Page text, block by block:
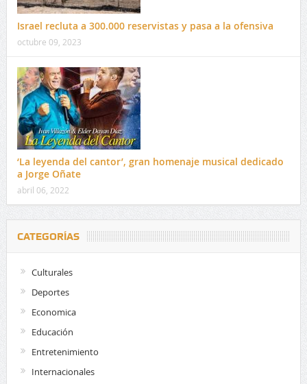
Israel recluta a 300.000 reservistas y pasa a la ofensiva
octubre 09, 2023
‘La leyenda del cantor’, gran homenaje musical dedicado
a Jorge Oñate
abril 06, 2022
CATEGORÍAS
Culturales
Deportes
Economica
Educación
Entretenimiento
Internacionales